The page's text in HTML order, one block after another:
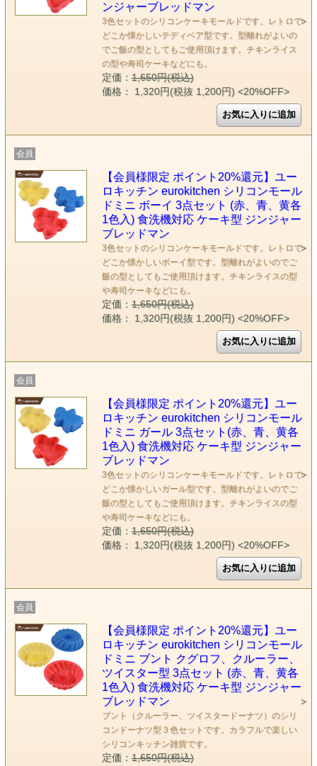
ンジャーブレッドマン
3色セットのシリコンケーキモールドです。レトロで
どこか懐かしいテディベア型です。型離れがよいの
でご飯の型としてもご使用頂けます。チキンライス
の型や寿司ケーキなどにも。
定価：1,650円(税込)
価格： 1,320円(税抜 1,200円) <20%OFF>
会員
【会員様限定 ポイント20%還元】ユー
ロキッチン eurokitchen シリコンモール
ドミニ ボーイ 3点セット (赤、青、黄各
1色入) 食洗機対応 ケーキ型 ジンジャー
ブレッドマン
3色セットのシリコンケーキモールドです。レトロで
どこか懐かしいボーイ型です。型離れがよいのでご
飯の型としてもご使用頂けます。チキンライスの型
や寿司ケーキなどにも。
定価：1,650円(税込)
価格： 1,320円(税抜 1,200円) <20%OFF>
会員
【会員様限定 ポイント20%還元】ユー
ロキッチン eurokitchen シリコンモール
ドミニ ガール 3点セット(赤、青、黄各
1色入) 食洗機対応 ケーキ型 ジンジャー
ブレッドマン
3色セットのシリコンケーキモールドです。レトロで
どこか懐かしいガール型です。型離れがよいのでご
飯の型としてもご使用頂けます。チキンライスの型
や寿司ケーキなどにも。
定価：1,650円(税込)
価格： 1,320円(税抜 1,200円) <20%OFF>
会員
【会員様限定 ポイント20%還元】ユー
ロキッチン eurokitchen シリコンモール
ドミニ ブント クグロフ、クルーラー、
ツイスター型 3点セット (赤、青、黄各
1色入) 食洗機対応 ケーキ型 ジンジャー
ブレッドマン
ブント（クルーラー、ツイスタードーナツ）のシリ
コンドーナツ型３色セットです。カラフルで楽しい
シリコンキッチン雑貨です。
定価：1,650円(税込)